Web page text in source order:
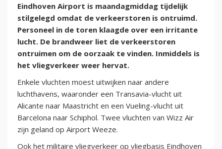
Eindhoven Airport is maandagmiddag tijdelijk
stilgelegd omdat de verkeerstoren is ontruimd.
Personeel in de toren klaagde over een irritante
lucht. De brandweer liet de verkeerstoren
ontruimen om de oorzaak te vinden. Inmiddels is
het vliegverkeer weer hervat.
Enkele vluchten moest uitwijken naar andere
luchthavens, waaronder een Transavia-vlucht uit
Alicante naar Maastricht en een Vueling-vlucht uit
Barcelona naar Schiphol. Twee vluchten van Wizz Air
zijn geland op Airport Weeze.
Ook het militaire vliegverkeer op vliegbasis Eindhoven